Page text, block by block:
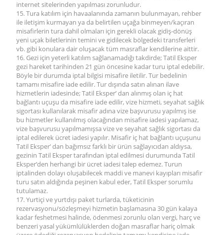
internet sitelerinden yapılması zorunludur.
15. Tura katılım için havaalanında zamanın bulunmayan, rehber
ile iletişim kurmayan ya da belirtilen uçağa binmeyen/kaçıran
misafirlerin tura dahil olmaları için gerekli olacak gidiş-dönüş
yeni uçak biletlerinin temini ve gidilecek bölgedeki transferleri
vb. gibi konulara dair oluşacak tüm masraflar kendilerine aittir.
16. Gezi için yeterli katılım sağlanamadığı takdirde; Tatil Eksper
gezi hareket tarihinden 21 gün öncesine kadar turu iptal edebilir.
Böyle bir durumda iptal bilgisi misafire iletilir. Tur bedelinin
tamamı misafire iade edilir. Tur dışında satın alınan ilave
hizmetlerin iadesinde; Tatil Eksper’ dan alınmış olan iç hat
bağlantı uçuşu da misafire iade edilir, vize hizmeti, seyahat sağlık
sigortası kullanılarak misafir adına vize başvurusu yapılmış ise
bu hizmetler kullanılmış olacağından misafire iadesi yapılamaz,
vize başvurusu yapılmamışsa vize ve seyahat sağlık sigortası da
iptal edilerek ücret iadesi yapılır. Misafir iç hat bağlantı uçuşunu
Tatil Eksper’ dan bağımsız farklı bir ürün sağlayıcıdan aldıysa,
gezinin Tatil Eksper tarafından iptal edilmesi durumunda Tatil
Eksper’den herhangi bir ücret iadesi talep edemez. Turun
iptalinden dolayı oluşabilecek maddi ve manevi kayıpları misafir
turu satın aldığında peşinen kabul eder, Tatil Eksper sorumlu
tutulamaz.
17. Yurtiçi ve yurtdışı paket turlarda, tüketicinin
rezervasyonu/sözleşmeyi hizmetin başlamasına 30 gün kalaya
kadar feshetmesi halinde, ödenmesi zorunlu olan vergi, harç ve
benzeri yasal yükümlülüklerden doğan masraflar hariç olmak